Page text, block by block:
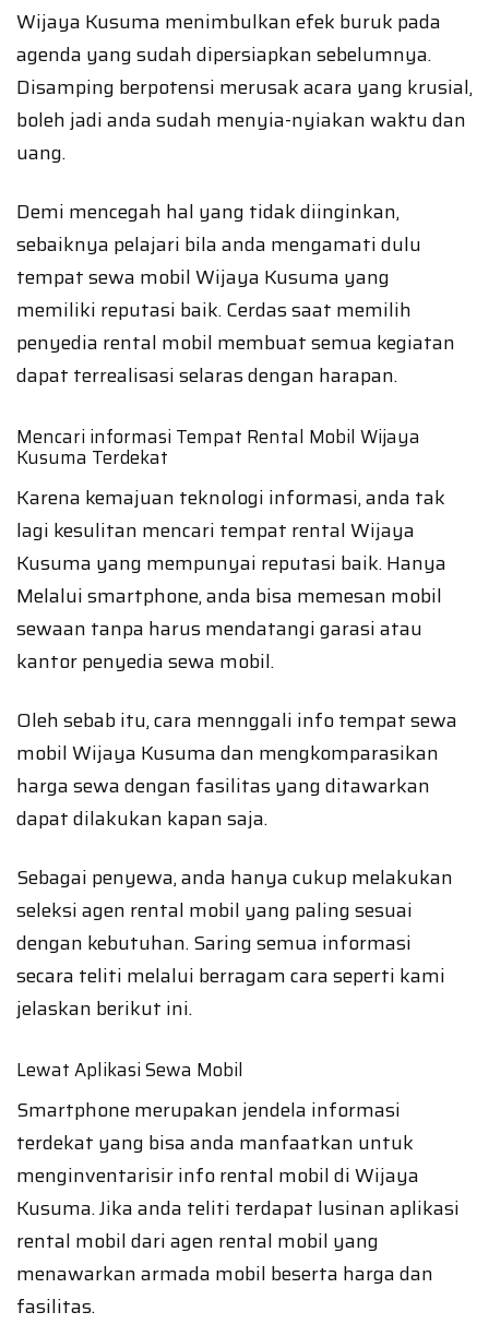
Wijaya Kusuma menimbulkan efek buruk pada
agenda yang sudah dipersiapkan sebelumnya.
Disamping berpotensi merusak acara yang krusial,
boleh jadi anda sudah menyia-nyiakan waktu dan
uang.
Demi mencegah hal yang tidak diinginkan,
sebaiknya pelajari bila anda mengamati dulu
tempat sewa mobil Wijaya Kusuma yang
memiliki reputasi baik. Cerdas saat memilih
penyedia rental mobil membuat semua kegiatan
dapat terrealisasi selaras dengan harapan.
Mencari informasi Tempat Rental Mobil Wijaya
Kusuma Terdekat
Karena kemajuan teknologi informasi, anda tak
lagi kesulitan mencari tempat rental Wijaya
Kusuma yang mempunyai reputasi baik. Hanya
Melalui smartphone, anda bisa memesan mobil
sewaan tanpa harus mendatangi garasi atau
kantor penyedia sewa mobil.
Oleh sebab itu, cara mennggali info tempat sewa
mobil Wijaya Kusuma dan mengkomparasikan
harga sewa dengan fasilitas yang ditawarkan
dapat dilakukan kapan saja.
Sebagai penyewa, anda hanya cukup melakukan
seleksi agen rental mobil yang paling sesuai
dengan kebutuhan. Saring semua informasi
secara teliti melalui berragam cara seperti kami
jelaskan berikut ini.
Lewat Aplikasi Sewa Mobil
Smartphone merupakan jendela informasi
terdekat yang bisa anda manfaatkan untuk
menginventarisir info rental mobil di Wijaya
Kusuma. Jika anda teliti terdapat lusinan aplikasi
rental mobil dari agen rental mobil yang
menawarkan armada mobil beserta harga dan
fasilitas.